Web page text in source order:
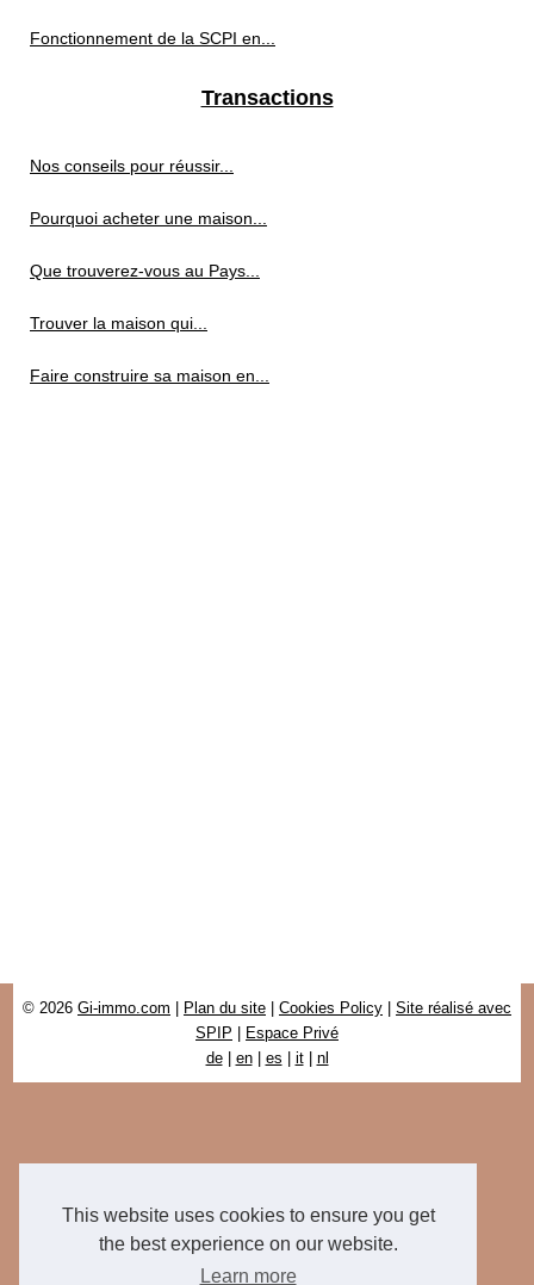
This website uses cookies to ensure you get
the best experience on our website.
Learn more
Fonctionnement de la SCPI en...
Transactions
Nos conseils pour réussir...
Pourquoi acheter une maison...
Que trouverez-vous au Pays...
Trouver la maison qui...
Faire construire sa maison en...
© 2026 Gi-immo.com Plan du site Cookies Policy
Site réalisé avec
SPIP
Espace Privé
de| en| es it| nl